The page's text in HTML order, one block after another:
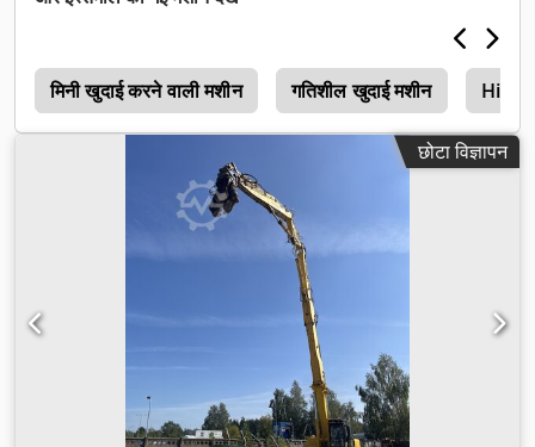
मिनी खुदाई करने वाली मशीन गतिशील खुदाई मशीन
छोटा विज्ञापन